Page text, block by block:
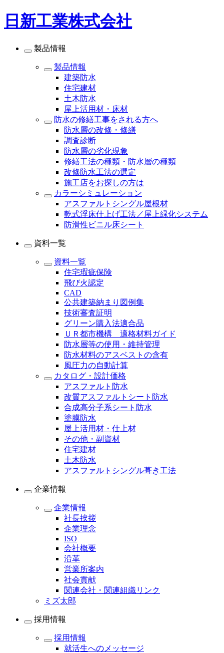
日新工業株式会社
製品情報
製品情報
建築防水
住宅建材
土木防水
屋上活用材・床材
防水の修繕工事をされる方へ
防水層の改修・修繕
調査診断
防水層の劣化現象
修繕工法の種類・防水層の種類
改修防水工法の選定
施工店をお探しの方は
カラーシミュレーション
アスファルトシングル屋根材
乾式浮床仕上げ工法／屋上緑化システム
防滑性ビニル床シート
資料一覧
資料一覧
住宅瑕疵保険
飛び火認定
CAD
公共建築納まり図例集
技術審査証明
グリーン購入法適合品
ＵＲ都市機構 適格材料ガイド
防水層等の使用・維持管理
防水材料のアスベストの含有
風圧力の自動計算
カタログ・設計価格
アスファルト防水
改質アスファルトシート防水
合成高分子系シート防水
塗膜防水
屋上活用材・仕上材
その他・副資材
住宅建材
土木防水
アスファルトシングル葺き工法
企業情報
企業情報
社長挨拶
企業理念
ISO
会社概要
沿革
営業所案内
社会貢献
関連会社・関連組織リンク
ミズ太郎
採用情報
採用情報
就活生へのメッセージ